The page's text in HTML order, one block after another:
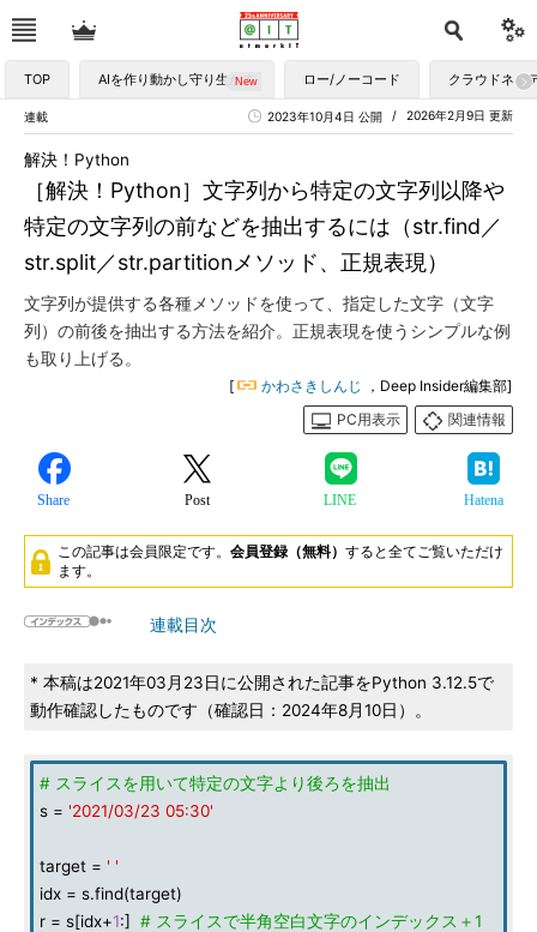
TOP AIを作り動かし守り生かす ロー/ノーコード クラウドネイ
連載 2026年2月9日 更新
2023年10月4日 公開
［解決！Python］文字列から特定の文字列以降や
特定の文字列の前などを抽出するには（str.find／
str.split／str.partitionメソッド、正規表現）
解決！Python
文字列が提供する各種メソッドを使って、指定した文字（文字
列）の前後を抽出する方法を紹介。正規表現を使うシンプルな例
も取り上げる。
[ かわさきしんじ
，Deep Insider編集部]
PC用表示
関連情報
Share Post LINE Hatena
この記事は会員限定です。 会員登録（無料） すると全てご覧いただけ
ます。
連載目次
* 本稿は2021年03月23日に公開された記事をPython 3.12.5で
動作確認したものです（確認日：2024年8月10日）。
# スライスを用いて特定の文字より後ろを抽出
s = '2021/03/23 05:30'
target = ' '
idx = s.find(target)
r = s[idx+1:] # スライスで半角空白文字のインデックス＋1